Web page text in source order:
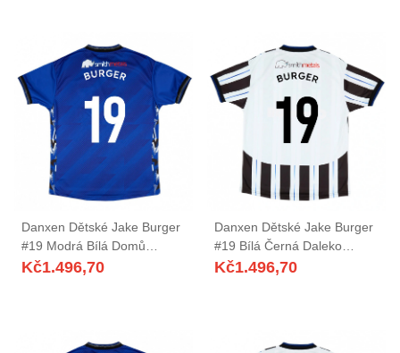
Danxen Dětské Jake Burger
#19 Modrá Bílá Domů
Hráčské Dresy 2025/26 Dres
Kč1.496,70
Danxen Dětské Jake Burger
#19 Bílá Černá Daleko
Hráčské Dresy 2025/26 Dres
Kč1.496,70